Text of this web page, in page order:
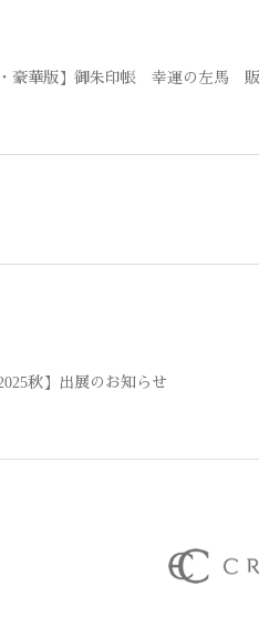
・豪華版】御朱印帳 幸運の左馬
秋】出展のお知らせ